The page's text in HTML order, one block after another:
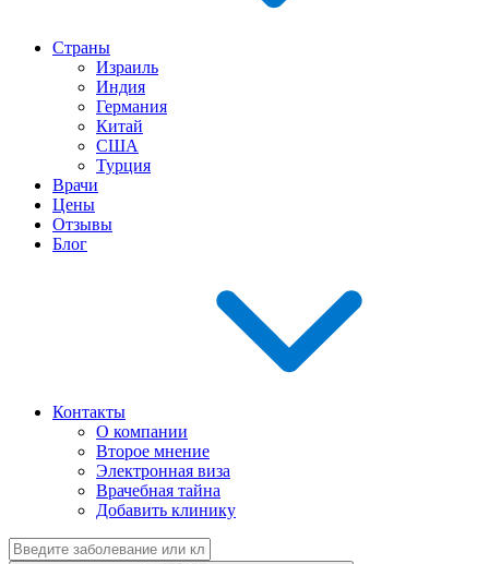
Страны
Израиль
Индия
Германия
Китай
США
Турция
Врачи
Цены
Отзывы
Блог
Контакты
О компании
Второе мнение
Электронная виза
Врачебная тайна
Добавить клинику